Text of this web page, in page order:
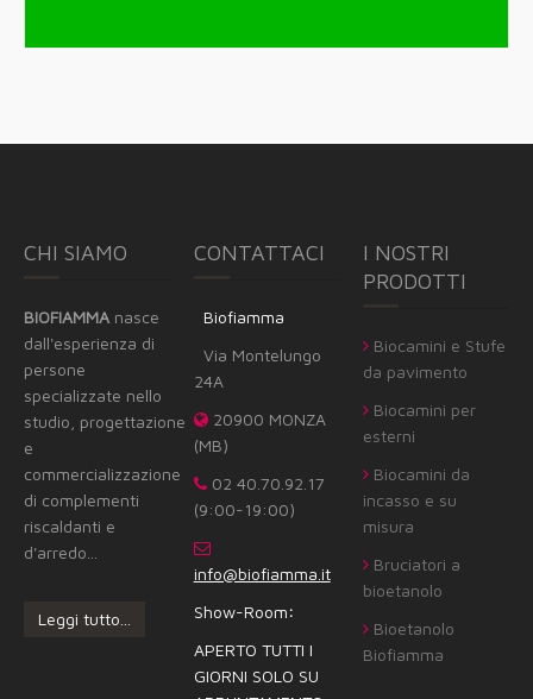
CHI SIAMO
BIOFIAMMA nasce
dall'esperienza di
persone
specializzate nello
studio, progettazione
e
commercializzazione
di complementi
riscaldanti e
d'arredo...
Leggi tutto...
CONTATTACI
Biofiamma
Via Montelungo
24A
20900 MONZA
(MB)
02 40.70.92.17
(9:00-19:00)
info@biofiamma.it
Show-Room:
APERTO TUTTI I
GIORNI SOLO SU
I NOSTRI
PRODOTTI
Biocamini e Stufe
da pavimento
Biocamini per
esterni
Biocamini da
incasso e su
misura
Bruciatori a
bioetanolo
Bioetanolo
Biofiamma